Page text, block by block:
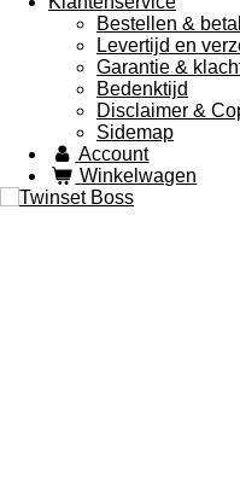
Bestellen &
Levertijd en
Garantie &
Bedenktijd
Disclaimer &
Sidemap
Account
Winkelwagen